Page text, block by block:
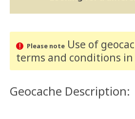
Please noteUse of
terms and conditions
Geocache Description: